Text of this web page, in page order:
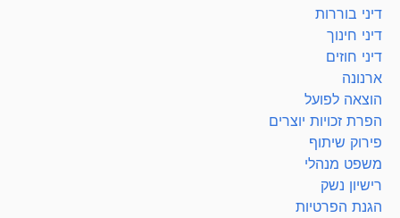
דיני בוררות
דיני חינוך
דיני חוזים
ארנונה
הוצאה לפועל
הפרת זכויות יוצרים
פירוק שיתוף
משפט מנהלי
רישיון נשק
הגנת הפרטיות